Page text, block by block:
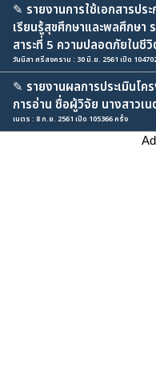
✎ รายงานการใช้เอกสารปร
เรียนรู้สุขศึกษาและพลศึกษา
สาระที่ 5 ความปลอดภัยในชี
วันนิสา ศรีสงคราม : 30 มิ.ย. 2561 เปิด
✎ รายงานผลการประเมินโ
การอ่าน ชื่อผู้วิจัย นางสาวเ
เนตร : 8 ก.ย. 2561 เปิด 105366 ครั้ง